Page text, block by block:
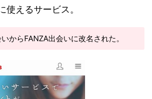
使えるサービス。
からFANZA出会いに改名された。